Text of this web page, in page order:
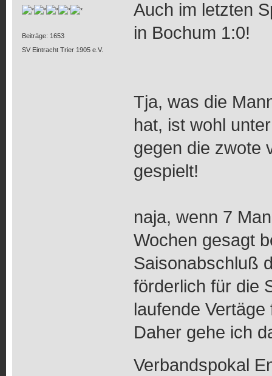
Beiträge: 1653
SV Eintracht Trier 1905 e.V.
Auch im letzten
in Bochum 1:0!
Tja, was die
hat, ist wohl
gegen die zwote
gespielt!
naja, wenn 7
Wochen gesagt
Saisonabschluß
förderlich für die
laufende
Daher gehe ich
Verbandspokal